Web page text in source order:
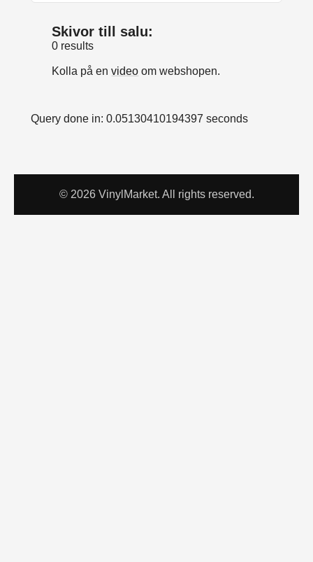
Skivor till salu:
0 results
Kolla på envideo om webshopen.
Query done in: 0.05130410194397 seconds
© 2026 VinylMarket. All rights reserved.